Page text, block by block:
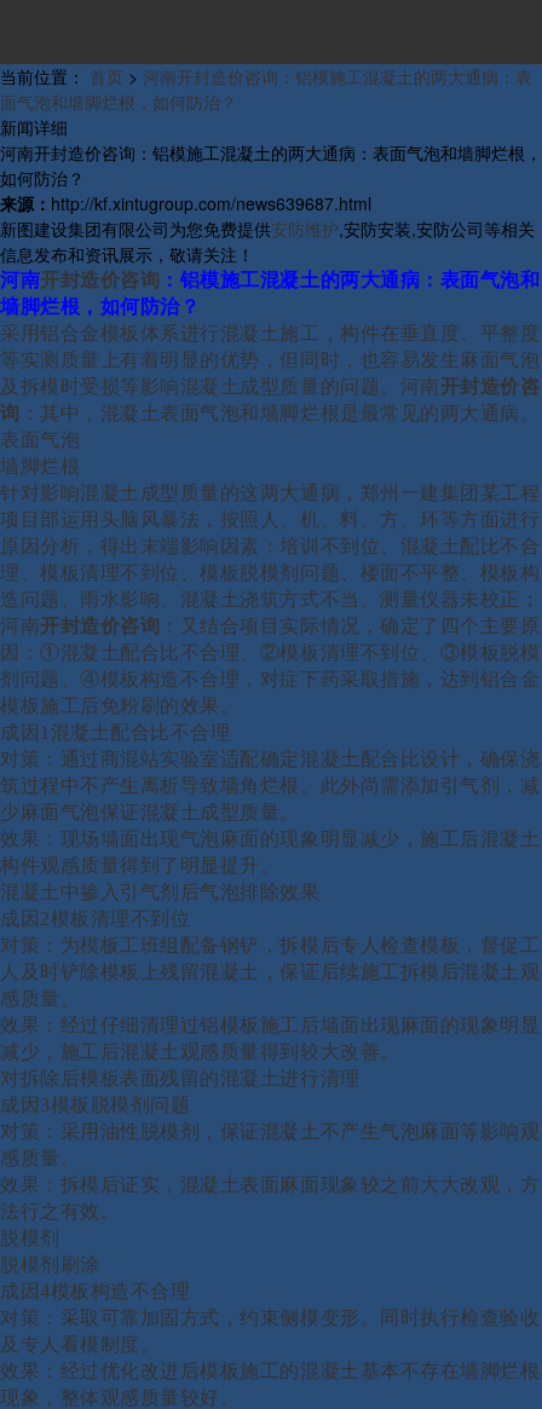
当前位置： 首页 > 河南开封造价咨询：铝模施工混凝土的两大通病：表
面气泡和墙脚烂根，如何防治？
新闻详细
河南开封造价咨询：铝模施工混凝土的两大通病：表面气泡和墙脚烂根，
如何防治？
来源： http://kf.xintugroup.com/news639687.html
新图建设集团有限公司为您免费提供安防维护,安防安装,安防公司等相关
信息发布和资讯展示，敬请关注！
河南开封造价咨询 ： 铝模施工混凝土的两大通病：表面气泡和
墙脚烂根，如何防治？
采用铝合金模板体系进行混凝土施工，构件在垂直度、平整度
等实测质量上有着明显的优势，但同时，也容易发生麻面气泡
及拆模时受损等影响混凝土成型质量的问题。 河南开封造价咨
询 ：其中，混凝土表面气泡和墙脚烂根是最常见的两大通病。
表面气泡
墙脚烂根
针对影响混凝土成型质量的这两大通病，郑州一建集团某工程
项目部运用头脑风暴法，按照人、机、料、方、环等方面进行
原因分析，得出末端影响因素：培训不到位、混凝土配比不合
理、模板清理不到位、模板脱模剂问题、楼面不平整、模板构
造问题、雨水影响、混凝土浇筑方式不当、测量仪器未校正；
河南开封造价咨询 ： 又结合项目实际情况，确定了四个主要原
因：①混凝土配合比不合理、②模板清理不到位、③模板脱模
剂问题、④模板构造不合理，对症下药采取措施，达到铝合金
模板施工后免粉刷的效果。
成因 1混凝土配合比不合理
对策：通过商混站实验室适配确定混凝土配合比设计，确保浇
筑过程中不产生离析导致墙角烂根。此外尚需添加引气剂，减
少麻面气泡保证混凝土成型质量。
效果：现场墙面出现气泡麻面的现象明显减少，施工后混凝土
构件观感质量得到了明显提升。
混凝土中掺入引气剂后气泡排除效果
成因 2模板清理不到位
对策：为模板工班组配备钢铲，拆模后专人检查模板，督促工
人及时铲除模板上残留混凝土，保证后续施工拆模后混凝土观
感质量。
效果：经过仔细清理过铝模板施工后墙面出现麻面的现象明显
减少，施工后混凝土观感质量得到较大改善。
对拆除后模板表面残留的混凝土进行清理
成因 3模板脱模剂问题
对策：采用油性脱模剂，保证混凝土不产生气泡麻面等影响观
感质量。
效果：拆模后证实，混凝土表面麻面现象较之前大大改观，方
法行之有效。
脱模剂
脱模剂刷涂
成因4模板构造不合理
对策：采取可靠加固方式，约束侧模变形。同时执行检查验收
及专人看模制度。
效果：经过优化改进后模板施工的混凝土基本不存在墙脚烂根
现象，整体观感质量较好。